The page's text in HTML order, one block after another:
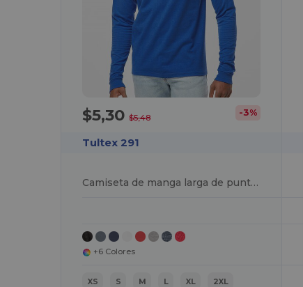
$5,30$5,48 -3%
Tultex 291
Camiseta de manga larga de punto grueso
+6 Colores
XS S M L XL 2XL